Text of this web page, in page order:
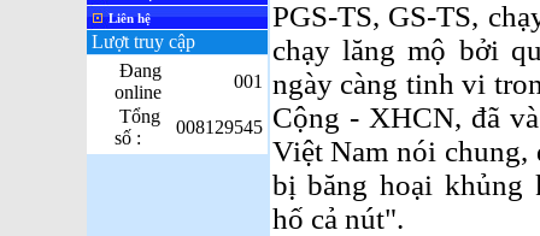
Liên hệ
Lượt truy cập
Đang
online
001
Tổng
số :
008129545
PGS-TS, GS-TS,
chạy lăng mộ bởi
ngày càng tinh vi
Cộng - XHCN, đã
Việt Nam nói chung,
bị băng hoại khủng
hố cả nút".